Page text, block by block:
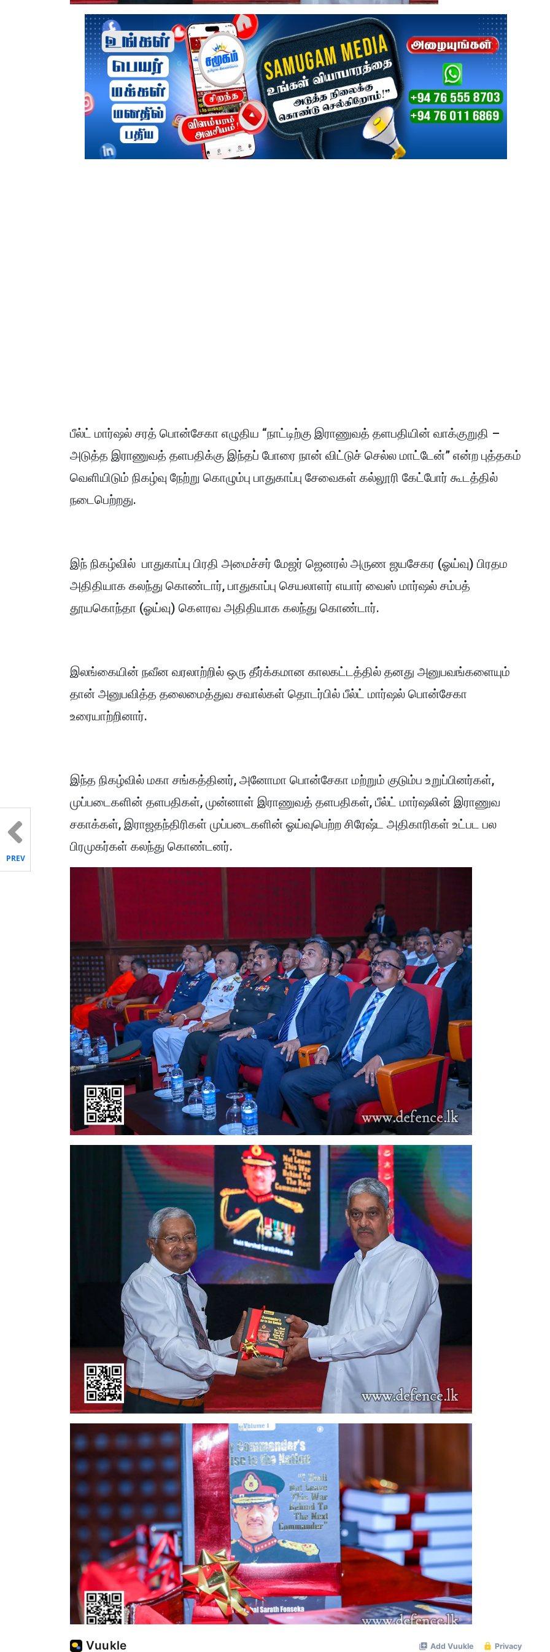
பீல்ட் மார்ஷல் சரத் பொன்சேகா எழுதிய “நாட்டிற்கு இராணுவத் தளபதியின் வாக்குறுதி –
அடுத்த இராணுவத் தளபதிக்கு இந்தப் போரை நான் விட்டுச் செல்ல மாட்டேன்” என்ற புத்தகம்
வெளியிடும் நிகழ்வு நேற்று கொழும்பு பாதுகாப்பு சேவைகள் கல்லூரி கேட்போர் கூடத்தில்
நடைபெற்றது.
இந் நிகழ்வில் பாதுகாப்பு பிரதி அமைச்சர் மேஜர் ஜெனரல் அருண ஜயசேகர (ஓய்வு) பிரதம
அதிதியாக கலந்து கொண்டார், பாதுகாப்பு செயலாளர் எயார் வைஸ் மார்ஷல் சம்பத்
தூயகொந்தா (ஓய்வு) கௌரவ அதிதியாக கலந்து கொண்டார்.
இலங்கையின் நவீன வரலாற்றில் ஒரு தீர்க்கமான காலகட்டத்தில் தனது அனுபவங்களையும்
தான் அனுபவித்த தலைமைத்துவ சவால்கள் தொடர்பில் பீல்ட் மார்ஷல் பொன்சேகா
உரையாற்றினார்.
இந்த நிகழ்வில் மகா சங்கத்தினர், அனோமா பொன்சேகா மற்றும் குடும்ப உறுப்பினர்கள்,
முப்படைகளின் தளபதிகள், முன்னாள் இராணுவத் தளபதிகள், பீல்ட் மார்ஷலின் இராணுவ
சகாக்கள், இராஜதந்திரிகள் முப்படைகளின் ஓய்வுபெற்ற சிரேஷ்ட அதிகாரிகள் உட்பட பல
பிரமுகர்கள் கலந்து கொண்டனர்.
PREV